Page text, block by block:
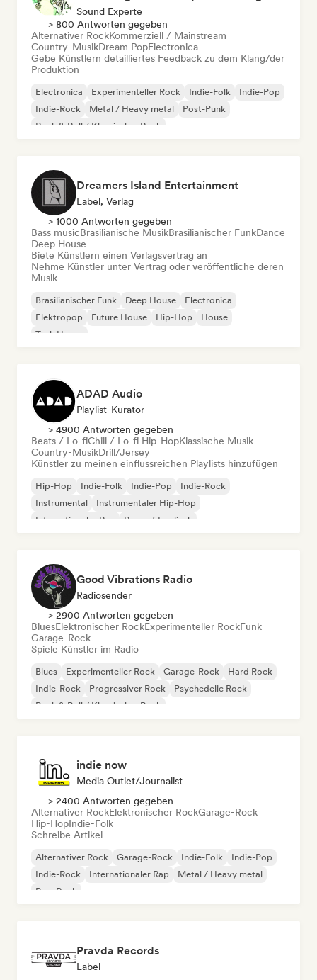
Sound Experte
> 800 Antworten gegeben
Alternativer RockKommerziell / Mainstream
Country-MusikDream PopElectronica
Gebe Künstlern detailliertes Feedback zu dem Klang/der
Produktion
Electronica Experimenteller Rock Indie-Folk
Indie-Pop
Indie-Rock
Metal / Heavy metal
Post-Punk
Rock & Roll / Klassischer Rock
Dreamers Island Entertainment
Label, Verlag
> 1000 Antworten gegeben
Bass musicBrasilianische MusikBrasilianischer FunkDance
Deep House
Biete Künstlern einen Verlagsvertrag an
Nehme Künstler unter Vertrag oder veröffentliche deren
Musik
Brasilianischer Funk Deep House
Electronica
Elektropop
Future House Hip-Hop
House
Tech House
ADAD Audio
Playlist-Kurator
> 4900 Antworten gegeben
Beats / Lo-fiChill / Lo-fi Hip-HopKlassische Musik
Country-MusikDrill/Jersey
Künstler zu meinen einflussreichen Playlists hinzufügen
Hip-Hop Indie-Folk Indie-Pop
Indie-Rock
Instrumental
Instrumentaler Hip-Hop
Internationaler Rap
Rap auf Englisch
Good Vibrations Radio
Radiosender
> 2900 Antworten gegeben
BluesElektronischer RockExperimenteller RockFunk
Garage-Rock
Spiele Künstler im Radio
Blues Experimenteller Rock Garage-Rock
Hard Rock
Indie-Rock
Progressiver Rock
Psychedelic Rock
Rock & Roll / Klassischer Rock
indie now
Media Outlet/Journalist
> 2400 Antworten gegeben
Alternativer RockElektronischer RockGarage-Rock
Hip-HopIndie-Folk
Schreibe Artikel
Alternativer Rock Garage-Rock Indie-Folk
Indie-Pop
Indie-Rock
Internationaler Rap
Metal / Heavy metal
Pop-Rock
Pravda Records
Label